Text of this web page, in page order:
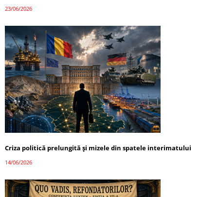
23/06/2026
Criza politică prelungită și mizele din spatele interimatului
14/06/2026